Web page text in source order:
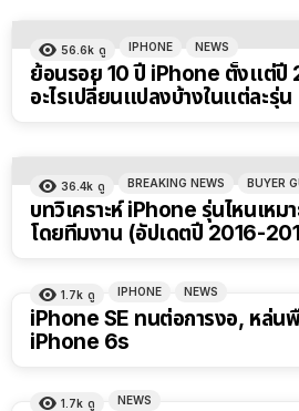
56.6k ดู IPHONE NEWS
ย้อนรอย 10 ปี iPhone ตั้งแต่ปี
อะไรเปลี่ยนแปลงบ้างในแต่ละรุ่น
36.4k ดู BREAKING NEWS BUYER
บทวิเคราะห์ iPhone รุ่นไหนเหม
โดยทีมงาน (อัปเดตปี 2016-
1.7k ดู IPHONE NEWS
iPhone SE ทนต่อการงอ, หล่น
iPhone 6s
1.7k ดู NEWS